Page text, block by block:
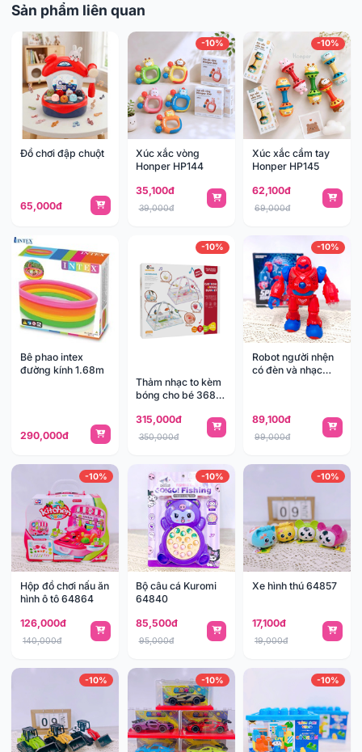
Sản phẩm liên quan
Đồ chơi đập chuột
65,000đ
-10%
Xúc xắc vòng
Honper HP144
35,100đ
39,000đ
-10%
Xúc xắc cầm tay
Honper HP145
62,100đ
69,000đ
Bê phao intex
đường kính 1.68m
290,000đ
-10%
Thảm nhạc to kèm
bóng cho bé 368-
315,000đ
350,000đ
-10%
Robot người nhện
có đèn và nhạc
89,100đ
99,000đ
-10%
Hộp đồ chơi nấu ăn
hình ô tô 64864
126,000đ
140,000đ
-10%
Bộ câu cá Kuromi
64840
85,500đ
95,000đ
-10%
Xe hình thú 64857
17,100đ
19,000đ
-10% -10% -10%